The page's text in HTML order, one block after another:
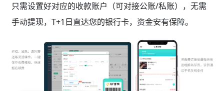
只需设置好对应的收款账户（可对接公账/私账），无需
手动提现，T+1日直达您的银行卡，资金安有保障。